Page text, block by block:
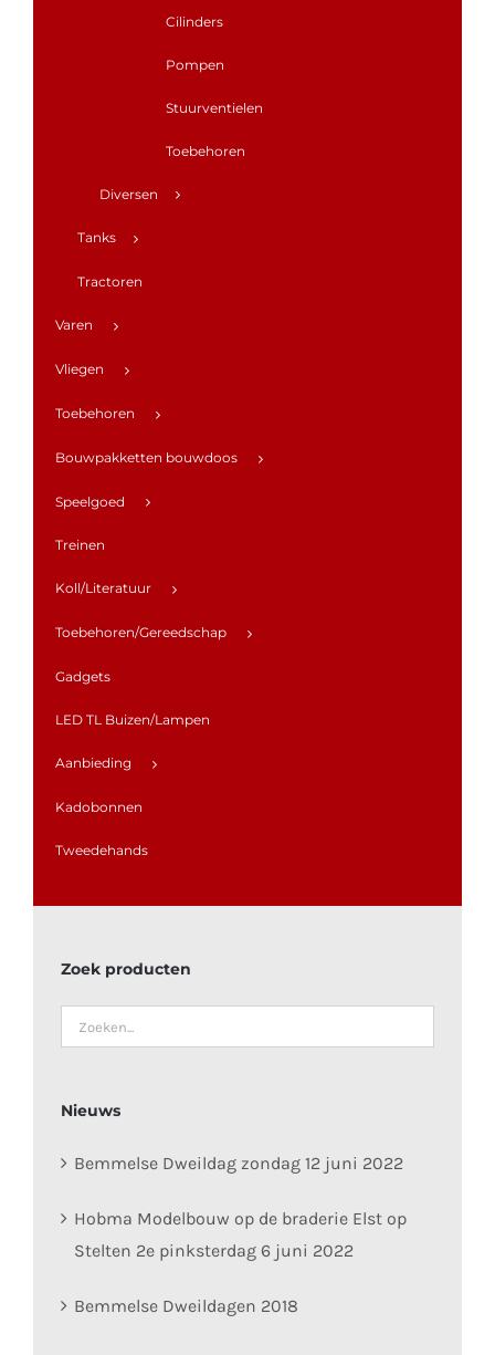
Cilinders
Pompen
Stuurventielen
Toebehoren
Diversen
Tanks
Tractoren
Varen
Vliegen
Toebehoren
Bouwpakketten bouwdoos
Speelgoed
Treinen
Koll/Literatuur
Toebehoren/Gereedschap
Gadgets
LED TL Buizen/Lampen
Aanbieding
Kadobonnen
Tweedehands
Zoek producten
Nieuws
Bemmelse Dweildag zondag 12 juni 2022
Hobma Modelbouw op de braderie Elst op
Stelten 2e pinksterdag 6 juni 2022
Bemmelse Dweildagen 2018